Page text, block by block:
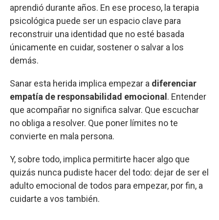
aprendió durante años. En ese proceso, la terapia
psicológica puede ser un espacio clave para
reconstruir una identidad que no esté basada
únicamente en cuidar, sostener o salvar a los
demás.
Sanar esta herida implica empezar a diferenciar
empatía de responsabilidad emocional . Entender
que acompañar no significa salvar. Que escuchar
no obliga a resolver. Que poner límites no te
convierte en mala persona.
Y, sobre todo, implica permitirte hacer algo que
quizás nunca pudiste hacer del todo: dejar de ser el
adulto emocional de todos para empezar, por fin, a
cuidarte a vos también.